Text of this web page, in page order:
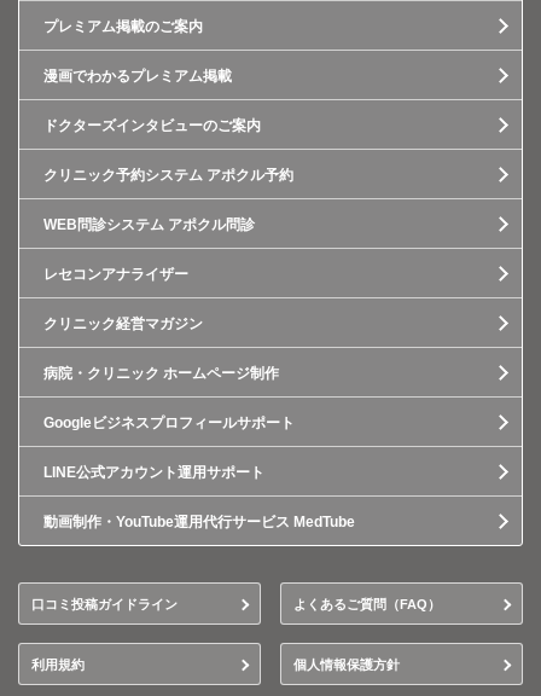
プレミアム掲載のご案内
漫画でわかるプレミアム掲載
ドクターズインタビューのご案内
クリニック予約システム アポクル予約
WEB問診システム アポクル問診
レセコンアナライザー
クリニック経営マガジン
病院・クリニック ホームページ制作
Googleビジネスプロフィールサポート
LINE公式アカウント運用サポート
動画制作・YouTube運用代行サービス MedTube
口コミ投稿ガイドライン よくあるご質問（FAQ）
利用規約 個人情報保護方針